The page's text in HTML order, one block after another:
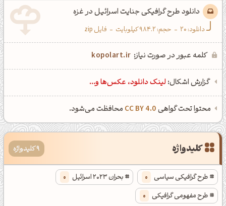
دانلود طرح گرافیکی جنایت اسرائیل در غزه
دانلود:20
- حجم: 984.2 کیلوبایت - فایل zip
کلمه عبور در صورت نیاز: kopolart.ir
گزارش اشکال: لینک دانلود، عکس‌ها و...
محتوا تحت گواهیCC BY 4.0 محافظت می‌شود.
کلیدواژه 9 کلیدواژه
طرح گرافیکی سیاسی 0 بحران 2023 اسرائیل
0
طرح مفهومی گرافیکی 0